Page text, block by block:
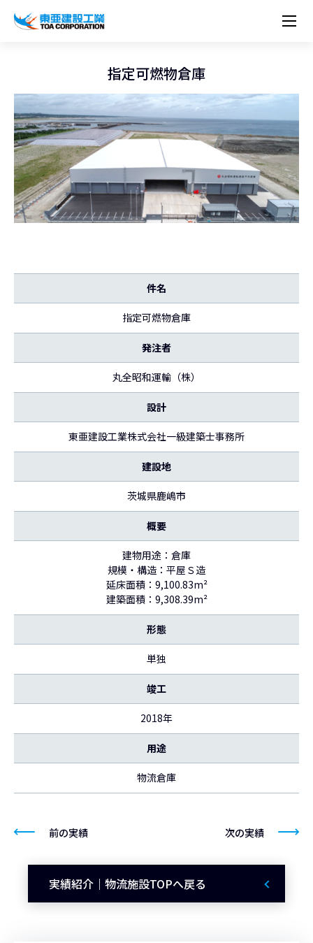
トップメッセージ
労働安全衛生・環境・品質方針
プレスリリース
組織図
ネットワーク
役員一覧
コーポレートメッセージ
沿革
東亜坊や
シンボルマーク「三羽の鶴」
関連書籍
東亜の歩み ～From 1908 to 2008～
中期経営計画資料
統合報告書
IRニュース
IRカレンダー
株価情報
シェアードリサーチレポート
IRライブラリー
株式・社債情報
IRイベント
IRサポート
ESGに関する外部評価
施設・用途別
国内から探す
海外から探す
年代別
現場レポート
サステナビリティ
トップメッセージ
サステナビリティ経営
重要課題とKPI
DX戦略
統合報告書
環境行動規範
環境マネジメント
カーボンニュートラルへの取組み
生物多様性
（自然関連の情報開示）
人権の尊重
人材育成
健康経営
労働安全衛生
品質向上
コーポレートガバナンス
コンプライアンス
リスクマネジメント
情報セキュリティ
AI活用ポリシー
社会貢献活動
ESGに関する外部評価
技術とサービス
ニーズから探す
施設・用途から探す
建築技術一覧
土木技術一覧
所有船舶一覧
技術研究開発センター
海の相談室
冷蔵倉庫の相談室
冷蔵倉庫をつくりたい
木質化計画 特別鼎談
お問い合わせ
採用情報
新卒・第二新卒採用情報
キャリア採用
障がい者採用
カムバック採用
Careers (English)
コーポレートメッセージ
指定可燃物倉庫
件名
指定可燃物倉庫
発注者
丸全昭和運輸（株）
設計
東亜建設工業株式会社一級建築士事務所
建設地
茨城県鹿嶋市
概要
建物用途：倉庫
規模・構造：平屋Ｓ造
延床面積：9,100.83m²
建築面積：9,308.39m²
形態
単独
竣工
2018年
用途
物流倉庫
前の実績
実績紹介｜物流施設TOPへ戻る
次の実績